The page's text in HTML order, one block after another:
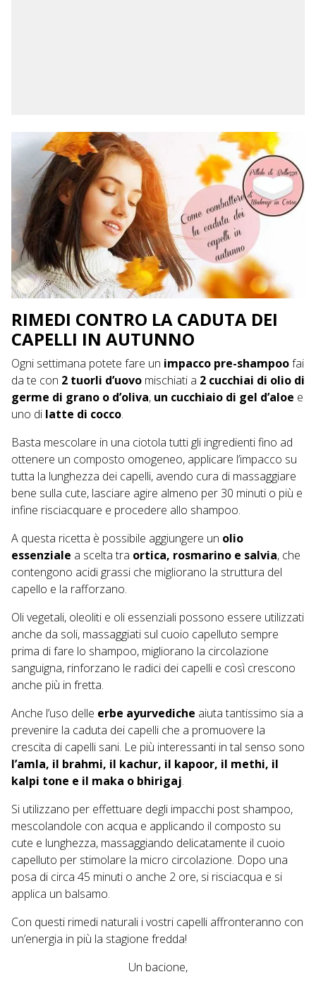
RIMEDI CONTRO LA CADUTA DEI
CAPELLI IN AUTUNNO
Ogni settimana potete fare un impacco pre-shampoofai
da te con 2 tuorli d’uovo mischiati a 2 cucchiai di olio di
germe di grano o d’oliva, un cucchiaio di gel d’aloe e
uno di latte di cocco.
Basta mescolare in una ciotola tutti gli ingredienti fino ad
ottenere un composto omogeneo, applicare l’impacco su
tutta la lunghezza dei capelli, avendo cura di massaggiare
bene sulla cute, lasciare agire almeno per 30 minuti o più e
infine risciacquare e procedere allo shampoo.
A questa ricetta è possibile aggiungere un olio
essenziale a scelta tra ortica, rosmarino e salvia, che
contengono acidi grassi che migliorano la struttura del
capello e la rafforzano.
Oli vegetali, oleoliti e oli essenziali possono essere utilizzati
anche da soli, massaggiati sul cuoio capelluto sempre
prima di fare lo shampoo, migliorano la circolazione
sanguigna, rinforzano le radici dei capelli e così crescono
anche più in fretta.
Anche l’uso delle erbe ayurvediche aiuta tantissimo sia a
prevenire la caduta dei capelli che a promuovere la
crescita di capelli sani. Le più interessanti in tal senso sono
l’amla, il brahmi, il kachur, il kapoor, il methi, il
kalpi tone e il maka o bhirigaj.
Si utilizzano per effettuare degli impacchi post shampoo,
mescolandole con acqua e applicando il composto su
cute e lunghezza, massaggiando delicatamente il cuoio
capelluto per stimolare la micro circolazione. Dopo una
posa di circa 45 minuti o anche 2 ore, si risciacqua e si
applica un balsamo.
Con questi rimedi naturali i vostri capelli affronteranno con
un’energia in più la stagione fredda!
Un bacione,